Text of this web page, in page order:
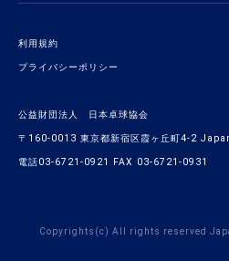
利用規約
プライバシーポリシー
公益財団法人 日本卓球協会
〒160-0013 東京都新宿区霞ヶ丘町4-2
電話03-6721-0921 FAX 03-6721-0931
Copyrights(c) All rights reserved